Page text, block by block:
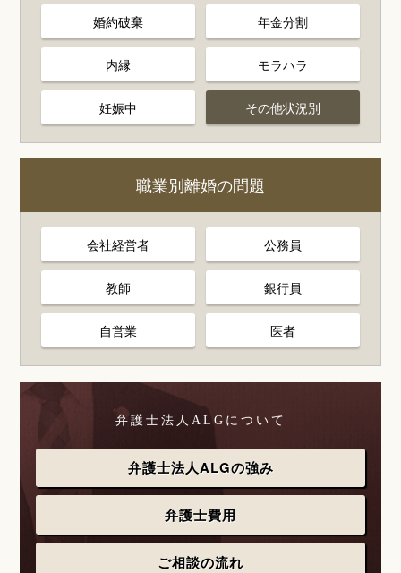
婚約破棄 年金分割
内縁 モラハラ
妊娠中 その他状況別
職業別離婚の問題
会社経営者 公務員
教師 銀行員
自営業 医者
弁護士法人ALGについて
弁護士法人ALGの強み
弁護士費用
ご相談の流れ